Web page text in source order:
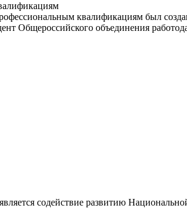
квалификациям был
Общероссийского объединения
содействие развитию